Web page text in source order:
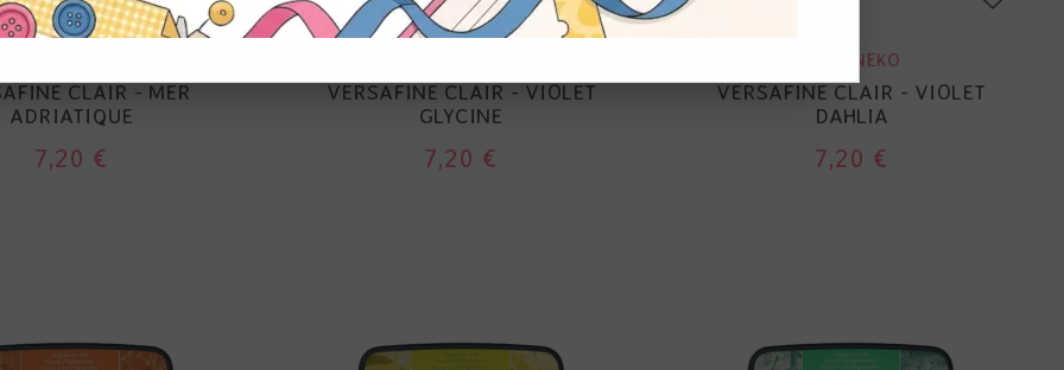
CLAIR - MER
ADRIATIQUE
7,20 €
VERSAFINE CLAIR - VIOLET
GLYCINE
7,20 €
TSUKINEKO
VERSAFINE CLAIR - VIOLET
DAHLIA
7,20 €